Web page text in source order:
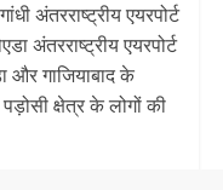
अंतरराष्ट्रीय एयरपोर्ट
अंतरराष्ट्रीय एयरपोर्ट
और गाजियाबाद के
क्षेत्र के लोगों की